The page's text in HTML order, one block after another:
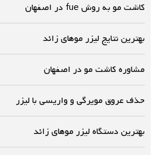
کاشت مو به روش fue در اصفهان
بهترین نتایج لیزر موهای زائد
مشاوره کاشت مو در اصفهان
حذف عروق مویرگی و واریسی با لیزر
بهترین دستگاه لیزر موهای زائد